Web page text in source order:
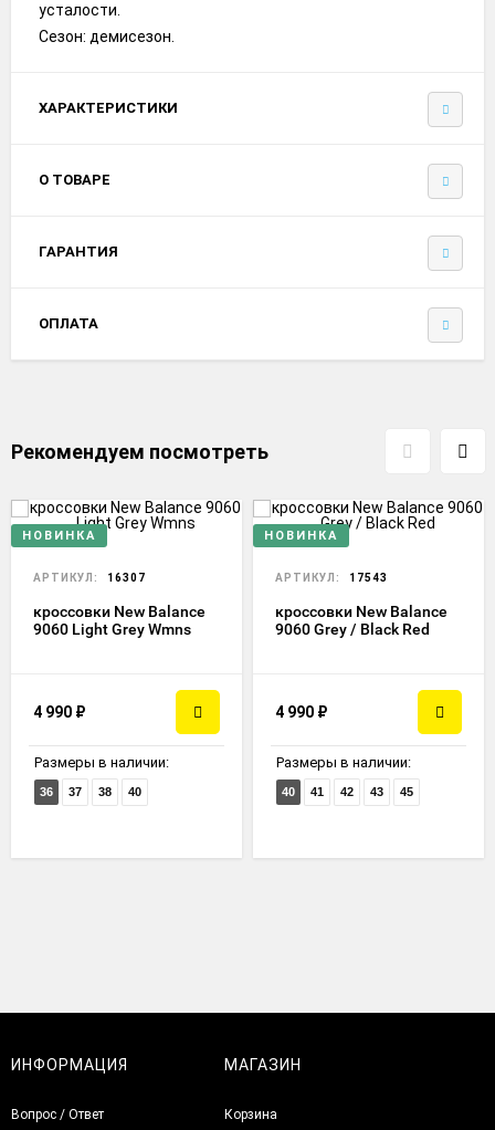
усталости.
Сезон: демисезон.
ХАРАКТЕРИСТИКИ
О ТОВАРЕ
ГАРАНТИЯ
ОПЛАТА
Рекомендуем посмотреть
НОВИНКА
АРТИКУЛ: 16307
кроссовки New Balance
9060 Light Grey Wmns
4 990 ₽
Размеры в наличии:
36 37 38 40
НОВИНКА
АРТИКУЛ: 17543
кроссовки New Balance
9060 Grey / Black Red
4 990 ₽
Размеры в наличии:
40 41 42 43 45
ИНФОРМАЦИЯ
Вопрос / Ответ
МАГАЗИН
Корзина